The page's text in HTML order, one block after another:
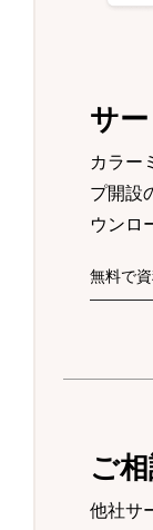
サ
カラー
プ開設
ウンロ
無料で
ご
他社サ